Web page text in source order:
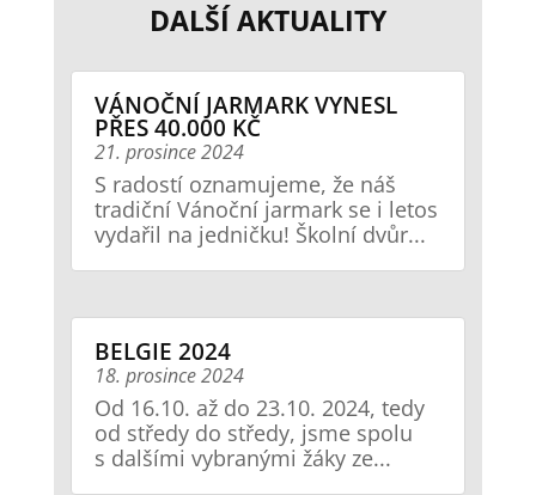
DALŠÍ AKTUALITY
VÁNOČNÍ JARMARK VYNESL
PŘES 40.000 KČ
21. prosince 2024
S radostí oznamujeme, že náš
tradiční Vánoční jarmark se i letos
vydařil na jedničku! Školní dvůr...
BELGIE 2024
18. prosince 2024
Od 16.10. až do 23.10. 2024, tedy
od středy do středy, jsme spolu
s dalšími vybranými žáky ze...